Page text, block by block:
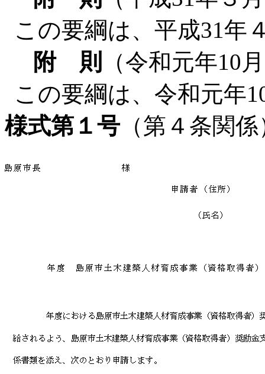
この要綱は、平成31年
附 則
（令和元年10
この要綱は、令和元年
様式第１号（第４条関係